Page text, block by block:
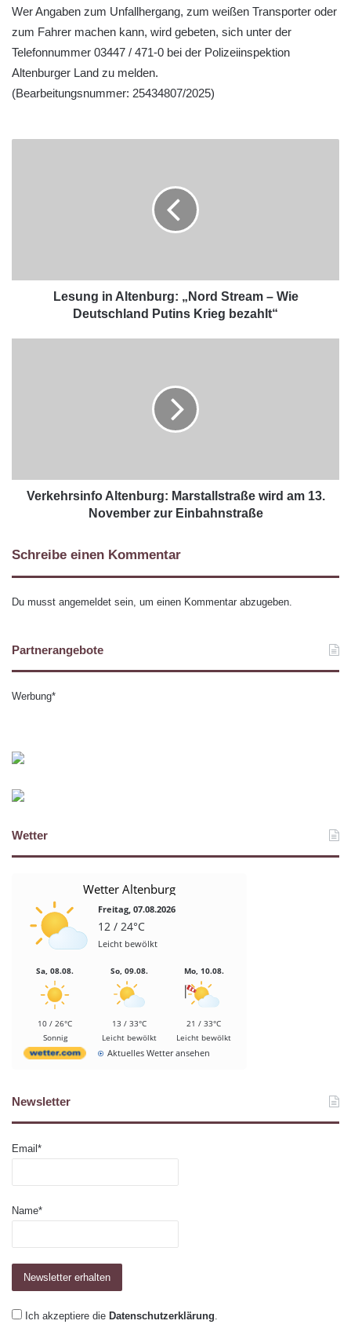
Wer Angaben zum Unfallhergang, zum weißen Transporter oder
zum Fahrer machen kann, wird gebeten, sich unter der
Telefonnummer 03447 / 471-0 bei der Polizeiinspektion
Altenburger Land zu melden.
(Bearbeitungsnummer: 25434807/2025)
Lesung in Altenburg: „Nord Stream – Wie
Deutschland Putins Krieg bezahlt“
Verkehrsinfo Altenburg: Marstallstraße wird am 13.
November zur Einbahnstraße
Schreibe einen Kommentar
Du musst angemeldet sein, um einen Kommentar abzugeben.
Partnerangebote
Werbung*
Wetter
Wetter Altenburg
Freitag, 07.08.2026
12 / 24°C
Leicht bewölkt
Sa, 08.08.
10 / 26°C
Sonnig
So, 09.08.
13 / 33°C
Leicht bewölkt
Mo, 10.08.
21 / 33°C
Leicht bewölkt
Aktuelles Wetter ansehen
Newsletter
Email*
Name*
Ich akzeptiere die Datenschutzerklärung